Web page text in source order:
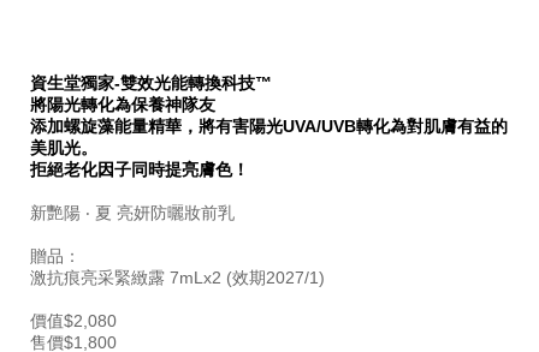
節
shiseido.com.tw/
%E8%B2%B71%E9%80%812-
%28%E5%83%B9%E5%80%BC%243%2C350%29-
SB000003286.html
目
編
號。
SB000003286
資生堂獨家-雙效光能轉換科技™
將陽光轉化為保養神隊友
添加螺旋藻能量精華，將有害陽光UVA/UVB轉化為對肌膚有益的
美肌光。
拒絕老化因子同時提亮膚色！
新艷陽 ‧ 夏 亮妍防曬妝前乳
贈品：
激抗痕亮采緊緻露 7mLx2 (效期2027/1)
價值$2,080
售價$1,800